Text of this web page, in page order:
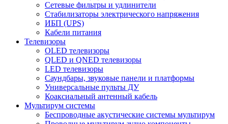
Сетевые фильтры и удлинители
Стабилизаторы электрического напряжения
ИБП (UPS)
Кабели питания
Телевизоры
OLED телевизоры
QLED и QNED телевизоры
LED телевизоры
Саундбары, звуковые панели и платформы
Универсальные пульты ДУ
Коаксиальный антенный кабель
Мультирум системы
Беспроводные акустические системы мультирум